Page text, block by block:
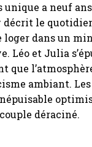
a neuf
décrit le
loger dans un
Léo et Julia
que
ambiant.
déraciné.